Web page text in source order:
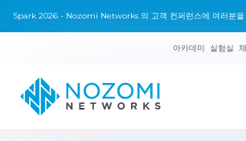
Spark 2026 - Nozomi Networks 의 고객 컨퍼런스에 여러분을
아카데미 실험실